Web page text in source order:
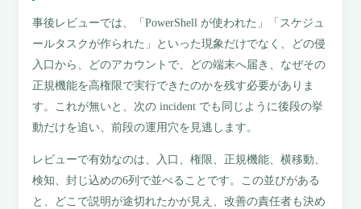
事後レビューでは、「PowerShell が使われた」「スケジュ
ールタスクが作られた」といった現象だけでなく、どの侵
入口から、どのアカウントで、どの端末へ届き、なぜその
正規機能を高権限で実行できたのかを残す必要がありま
す。これが無いと、次の incident でも同じように後段の挙
動だけを追い、前段の運用穴を見逃します。
レビューで有効なのは、入口、権限、正規機能、横移動、
検知、封じ込めの6列で並べることです。この並びがある
と、どこで説明が途切れたかが見え、改善の責任者も決め